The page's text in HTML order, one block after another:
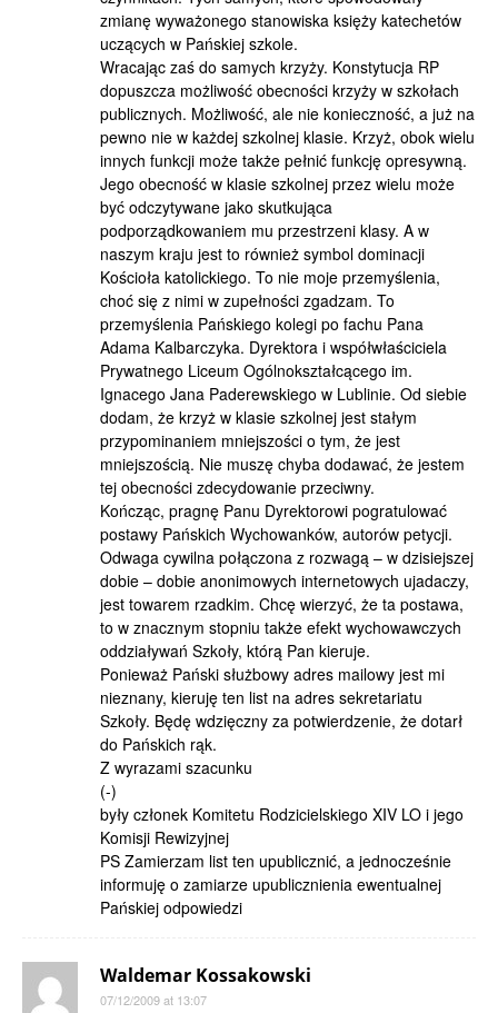
zmianę wyważonego stanowiska księży katechetów
uczących w Pańskiej szkole.
Wracając zaś do samych krzyży. Konstytucja RP
dopuszcza możliwość obecności krzyży w szkołach
publicznych. Możliwość, ale nie konieczność, a już na
pewno nie w każdej szkolnej klasie. Krzyż, obok wielu
innych funkcji może także pełnić funkcję opresywną.
Jego obecność w klasie szkolnej przez wielu może
być odczytywane jako skutkująca
podporządkowaniem mu przestrzeni klasy. A w
naszym kraju jest to również symbol dominacji
Kościoła katolickiego. To nie moje przemyślenia,
choć się z nimi w zupełności zgadzam. To
przemyślenia Pańskiego kolegi po fachu Pana
Adama Kalbarczyka. Dyrektora i współwłaściciela
Prywatnego Liceum Ogólnokształcącego im.
Ignacego Jana Paderewskiego w Lublinie. Od siebie
dodam, że krzyż w klasie szkolnej jest stałym
przypominaniem mniejszości o tym, że jest
mniejszością. Nie muszę chyba dodawać, że jestem
tej obecności zdecydowanie przeciwny.
Kończąc, pragnę Panu Dyrektorowi pogratulować
postawy Pańskich Wychowanków, autorów petycji.
Odwaga cywilna połączona z rozwagą – w dzisiejszej
dobie – dobie anonimowych internetowych ujadaczy,
jest towarem rzadkim. Chcę wierzyć, że ta postawa,
to w znacznym stopniu także efekt wychowawczych
oddziaływań Szkoły, którą Pan kieruje.
Ponieważ Pański służbowy adres mailowy jest mi
nieznany, kieruję ten list na adres sekretariatu
Szkoły. Będę wdzięczny za potwierdzenie, że dotarł
do Pańskich rąk.
Z wyrazami szacunku
(-)
były członek Komitetu Rodzicielskiego XIV LO i jego
Komisji Rewizyjnej
PS Zamierzam list ten upublicznić, a jednocześnie
informuję o zamiarze upublicznienia ewentualnej
Pańskiej odpowiedzi
Waldemar Kossakowski
07/12/2009 at 13:07